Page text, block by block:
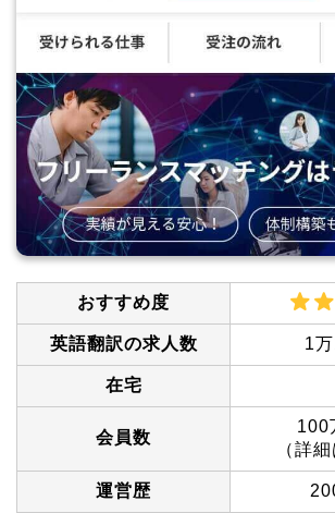
おすすめ度
英語翻訳の求人数 1
在宅
会員数
100
（詳
運営歴